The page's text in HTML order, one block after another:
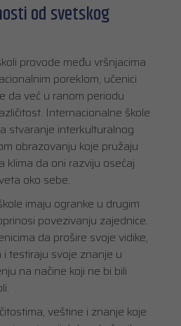
od svetskog
provode među vršnjacima
poreklom, učenici
da već u ranom periodu
Internacionalne škole
stvaranje interkulturalnog
obrazovanju koje pružaju
klima da oni razviju osećaj
oko sebe.
imaju ogranke u drugim
povezivanju zajednice.
da prošire svoje vidike,
testiraju svoje znanje u
na načine koji ne bi bili
veštine i znanje koje